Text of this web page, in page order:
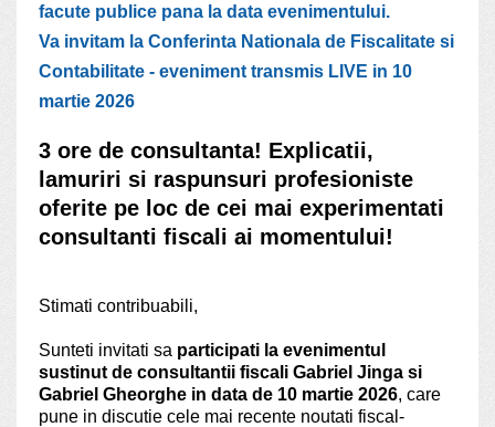
facute publice pana la data evenimentului.
Va invitam la Conferinta Nationala de Fiscalitate si
Contabilitate - eveniment transmis LIVE in 10
martie 2026
3 ore de consultanta! Explicatii,
lamuriri si raspunsuri profesioniste
oferite pe loc de cei mai experimentati
consultanti fiscali ai momentului!
Stimati contribuabili,
Sunteti invitati sa participati la evenimentul
sustinut de consultantii fiscali Gabriel Jinga si
Gabriel Gheorghe in data de 10 martie 2026, care
pune in discutie cele mai recente noutati fiscal-